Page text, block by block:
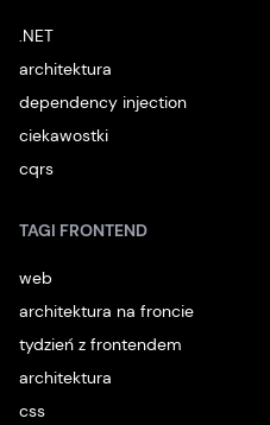
.NET
architektura
dependency injection
ciekawostki
cqrs
TAGI FRONTEND
web
architektura na froncie
tydzień z frontendem
architektura
css